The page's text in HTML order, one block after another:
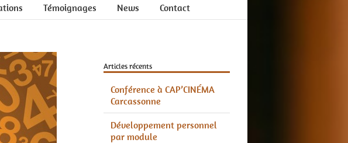
Témoignages News Contact
Articles récents
Conférence à CAP’CINÉMA
Carcassonne
Développement personnel
par module